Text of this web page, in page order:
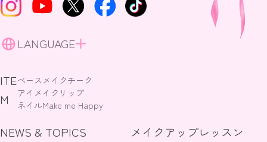
LANGUAGE
ITE
M
ベースメイクチーク
アイメイク リップ
ネイルMake me Happy
NEWS & TOPICS
メイクアップレッスン